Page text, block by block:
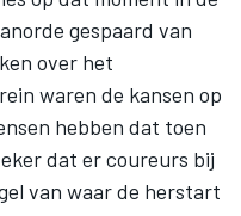
gespaard van
over het
waren de kansen op
hebben dat toen
dat er coureurs bij
van waar de herstart